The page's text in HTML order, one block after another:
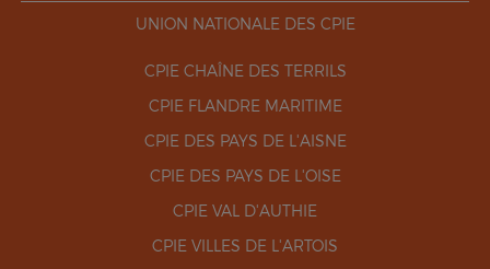
UNION NATIONALE DES CPIE
CPIE CHAÎNE DES TERRILS
CPIE FLANDRE MARITIME
CPIE DES PAYS DE L'AISNE
CPIE DES PAYS DE L'OISE
CPIE VAL D'AUTHIE
CPIE VILLES DE L'ARTOIS